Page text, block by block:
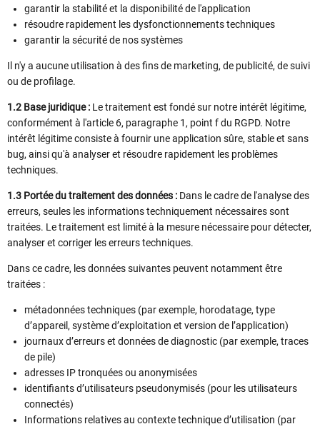
garantir la stabilité et la disponibilité de l'application
résoudre rapidement les dysfonctionnements techniques
garantir la sécurité de nos systèmes
Il n'y a aucune utilisation à des fins de marketing, de publicité, de suivi
ou de profilage.
1.2 Base juridique : Le traitement est fondé sur notre intérêt légitime,
conformément à l'article 6, paragraphe 1, point f du RGPD. Notre
intérêt légitime consiste à fournir une application sûre, stable et sans
bug, ainsi qu'à analyser et résoudre rapidement les problèmes
techniques.
1.3 Portée du traitement des données : Dans le cadre de l'analyse des
erreurs, seules les informations techniquement nécessaires sont
traitées. Le traitement est limité à la mesure nécessaire pour détecter,
analyser et corriger les erreurs techniques.
Dans ce cadre, les données suivantes peuvent notamment être
traitées :
métadonnées techniques (par exemple, horodatage, type
d’appareil, système d’exploitation et version de l’application)
journaux d’erreurs et données de diagnostic (par exemple, traces
de pile)
adresses IP tronquées ou anonymisées
identifiants d’utilisateurs pseudonymisés (pour les utilisateurs
connectés)
Informations relatives au contexte technique d’utilisation (par